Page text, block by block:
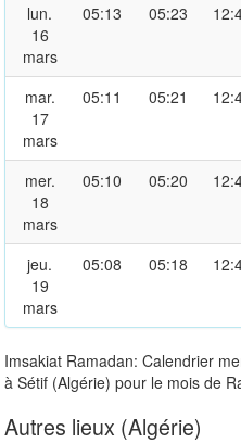
lun.
16
mars
05:13 05:23
mar.
17
mars
05:11 05:21
mer.
18
mars
05:10 05:20
jeu.
19
mars
05:08 05:18
Imsakiat Ramadan: Calendrier
à Sétif (Algérie) pour le mois de
Autres lieux (Algérie)